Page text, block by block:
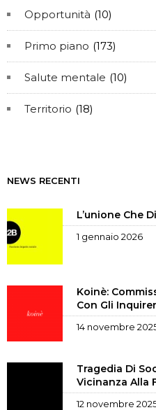
Opportunità (10)
Primo piano (173)
Salute mentale (10)
Territorio (18)
NEWS RECENTI
L’unione Che
1 gennaio 2026
Koinè:
Con Gli
14 novembre
Tragedia Di
Vicinanza Alla
12 novembre